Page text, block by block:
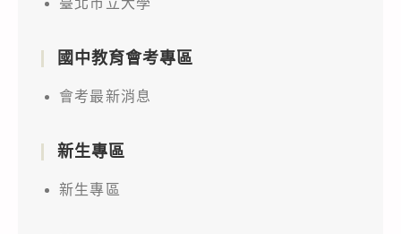
國中教育會考專區
會考最新消息
新生專區
新生專區